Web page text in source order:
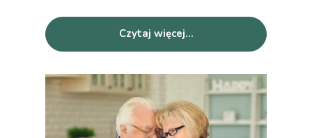
Czytaj więcej...